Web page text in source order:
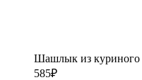
Шашлык из куриного
585₽